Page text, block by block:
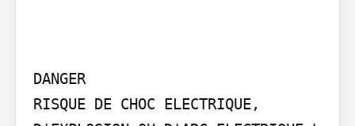
DANGER
RISQUE DE CHOC ELECTRIQUE,